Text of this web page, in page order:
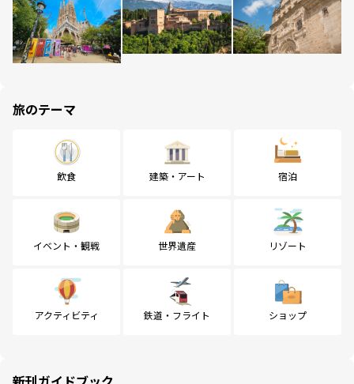
旅のテーマ
飲食 建築・アート 宿泊
イベント・観戦 世界遺産 リゾート
アクティビティ 鉄道・フライト ショップ